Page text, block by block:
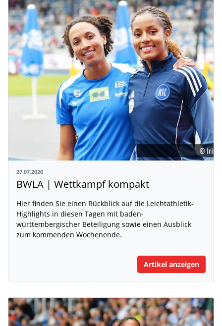
27.07.2026
BWLA | Wettkampf kompakt
Hier finden Sie einen Rückblick auf die Leichtathletik-
Highlights in diesen Tagen mit baden-
württembergischer Beteiligung sowie einen Ausblick
zum kommenden Wochenende.
Artikel anzeigen